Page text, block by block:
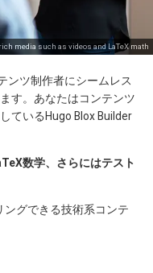
media such as videos and LaTeX math
ンツ制作者にシームレス
す。あなたはコンテンツ
ているHugo Blox Builder
数学、さらにはテスト
ングできる技術系コンテ